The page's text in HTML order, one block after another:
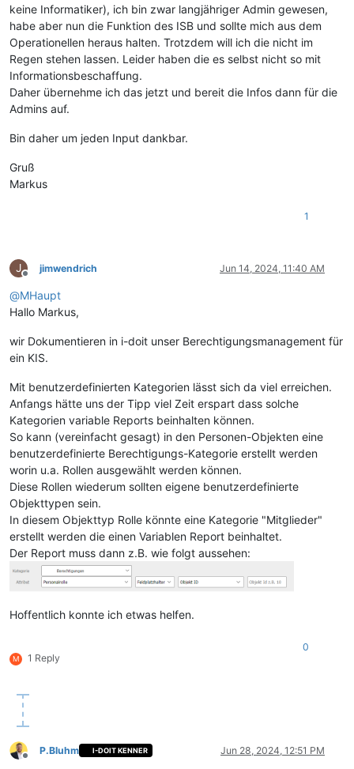
keine Informatiker), ich bin zwar langjähriger Admin gewesen,
habe aber nun die Funktion des ISB und sollte mich aus dem
Operationellen heraus halten. Trotzdem will ich die nicht im
Regen stehen lassen. Leider haben die es selbst nicht so mit
Informationsbeschaffung.
Daher übernehme ich das jetzt und bereit die Infos dann für die
Admins auf.
Bin daher um jeden Input dankbar.
Gruß
Markus
1
J
Offline
jimwendrich Jun 14, 2024, 11:40 AM
@MHaupt
Hallo Markus,
wir Dokumentieren in i-doit unser Berechtigungsmanagement für
ein KIS.
Mit benutzerdefinierten Kategorien lässt sich da viel erreichen.
Anfangs hätte uns der Tipp viel Zeit erspart dass solche
Kategorien variable Reports beinhalten können.
So kann (vereinfacht gesagt) in den Personen-Objekten eine
benutzerdefinierte Berechtigungs-Kategorie erstellt werden
worin u.a. Rollen ausgewählt werden können.
Diese Rollen wiederum sollten eigene benutzerdefinierte
Objekttypen sein.
In diesem Objekttyp Rolle könnte eine Kategorie "Mitglieder"
erstellt werden die einen Variablen Report beinhaltet.
Der Report muss dann z.B. wie folgt aussehen:
Hoffentlich konnte ich etwas helfen.
M 1 Reply
0
Offline
P.Bluhm I-DOIT KENNER Jun 28, 2024, 12:51 PM